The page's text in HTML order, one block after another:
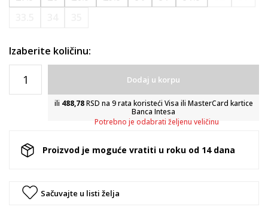
Izaberite količinu:
Dodaj u korpu
ili 488,78RSD na 9 rata koristeći Visa ili MasterCard kartice
Banca Intesa
Potrebno je odabrati željenu veličinu
Proizvod je moguće vratiti u roku od 14 dana
Sačuvajte u listi želja